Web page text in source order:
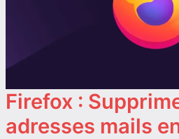
Firefox :
adresses mails